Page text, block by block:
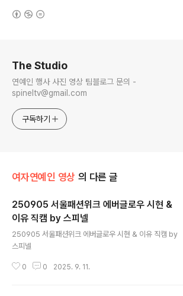
The Studio
연예인 행사 사진 영상 팀블로그 문의 -
spineltv@gmail.com
구독하기
여자연예인 영상 의 다른 글
250905 서울패션위크 에버글로우 시현 &
이유 직캠 by 스피넬
250905 서울패션위크 에버글로우 시현 & 이유 직캠 by
스피넬
0 0 2025. 9. 11.